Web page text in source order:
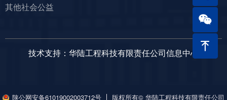
其他社会公益
技术支持：华陆工程科技有限责任公司信息中心
ꁸ
陕公网安备61019002003712号 版权所有© 华陆工程科技有限责任公司